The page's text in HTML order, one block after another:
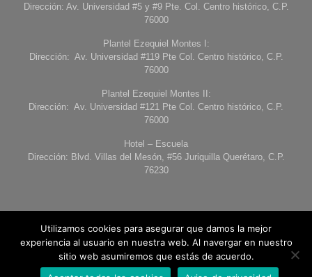
Dirección: Av. Universidad #5 y #9 Pte. Col. Centro histórico, C.P.
76000
Plantel Ezequiel Montes I:
Dirección: Av. Universidad #119 Pte Col. Centro histórico, C.P.
76000
Plantel Ezequiel Montes II:
Dirección: Av. Universidad #121 Pte Col. Centro histórico, C.P.
76000
Hotel – Escuela
Dirección: Blvd. Villas del Mesón, #56 Juriquilla Querétaro, C.P.
76230
© 2026 Universidad de Londres Querétaro. Todos los derechos
reservados
Utilizamos cookies para asegurar que damos la mejor
experiencia al usuario en nuestra web. Al navergar en nuestro
sitio web asumiremos que estás de acuerdo.